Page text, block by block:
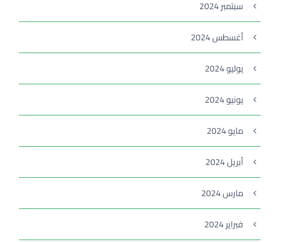
سبتمبر 2024
أغسطس 2024
يوليو 2024
يونيو 2024
مايو 2024
أبريل 2024
مارس 2024
فبراير 2024